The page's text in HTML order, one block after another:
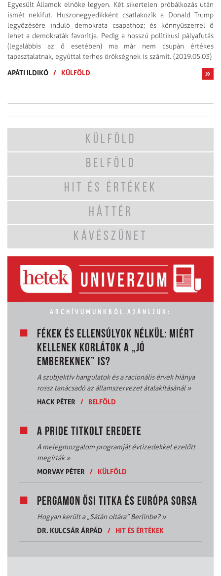
Egyesült Államok elnöke legyen. Két sikertelen próbálkozás után
ismét nekifut. Huszonegyedikként csatlakozik a Donald Trump
legyőzésére induló demokrata csapathoz; és könnyűszerrel ő
lehet a demokraták favoritja. Pedig a hosszú politikusi pályafutás
(legalábbis az ő esetében) ma már nem csupán értékes
tapasztalatnak, egyúttal terhes örökségnek is számít. (2019.05.03)
APÁTI ILDIKÓ / KÜLFÖLD
KÜLFÖLD
BELFÖLD
HIT ÉS ÉRTÉKEK
HÁTTÉR
KÁVÉSZÜNET
ARCHÍVUMUNKBÓL AJÁNLJUK:
FÉKEK ÉS ELLENSÚLYOK NÉLKÜL: MIÉRT
KELLENEK KORLÁTOK A „JÓ
EMBEREKNEK” IS?
A szubjektív hangulatok és a racionális érvek hiánya
rossz tanácsadó az államszervezet átalakításánál»
HACK PÉTER
/ BELFÖLD
A PRIDE TITKOLT EREDETE
A melegmozgalom programját évtizedekkel ezelőtt
megírták»
MORVAY PÉTER
/ KÜLFÖLD
PERGAMON ŐSI TITKA ÉS EURÓPA SORSA
Hogyan került a „Sátán oltára” Berlinbe?»
DR. KULCSÁR ÁRPÁD
/ HIT ÉS ÉRTÉKEK